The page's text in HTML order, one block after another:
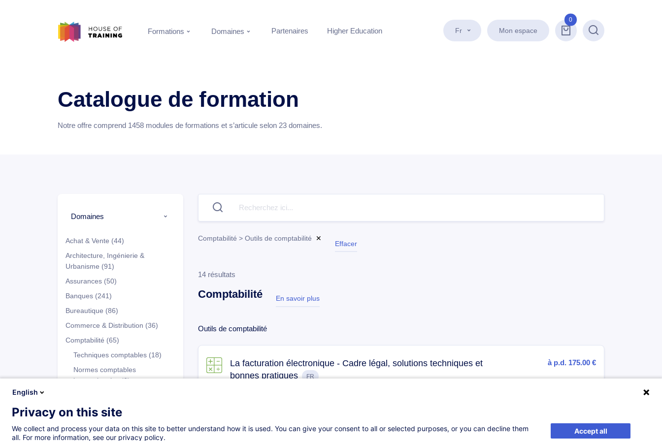
Fr Mon espace
0
Recherche
Formations Domaines Partenaires Higher Education
Catalogue de formation
Notre offre comprend 1458 modules de formations et s’articule selon 23 domaines.
Domaines
Achat & Vente (44)
Architecture, Ingénierie &
Urbanisme (91)
Assurances (50)
Banques (241)
Bureautique (86)
Commerce & Distribution (36)
Comptabilité (65)
Techniques comptables (18)
Normes comptables
internationales (2)
Trésorerie (16)
Comptabilité pour cadres et
dirigeants (9)
Programmes
Comptabilité > Outils de comptabilité ✕
Effacer
14 résultats
Comptabilité En savoir plus
test
Outils de comptabilité
La facturation électronique - Cadre légal, solutions techniques et
bonnes pratiques
FR
à p.d. 175.00 €
English
Privacy on this site
We collect and process your data on this site to better understand how it is used. You can give your consent to all or selected purposes, or you can decline them
all. For more information, see our privacy policy.
Accept all